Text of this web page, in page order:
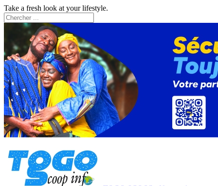
Take a fresh look at your lifestyle.